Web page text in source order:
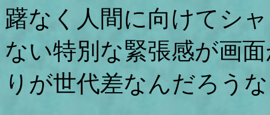
躇なく人間に向けてシ
ない特別な緊張感が画
りが世代差なんだろう